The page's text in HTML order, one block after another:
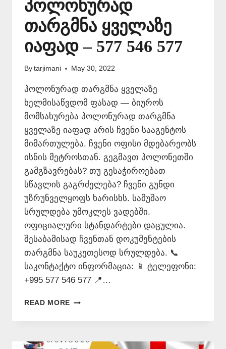
პოლონურად
თარგმნა ყველაზე
იაფად – 577 546 577
By tarjimani May 30, 2022
პოლონურად თარგმნა ყველაზე
ხელმისაწვდომ ფასად — ბიუროს
მომსახურება პოლონურად თარგმნა
ყველაზე იაფად არის ჩვენი სააგენტოს
მიმართულება. ჩვენი ოფისი მდებარეობს
ისნის მეტროსთან. გეგმავთ პოლონეთში
გამგზავრებას? თუ გესაჭიროებათ
სწავლის გაგრძელება? ჩვენი გუნდი
უზრუნველყოფს ხარისხს. სამუშაო
სრულდება უმოკლეს ვადებში.
ოფიციალური სტანდარტები დაცულია.
შესაბამისად ჩვენთან დოკუმენტების
თარგმნა საუკეთესოდ სრულდება. 📞
საკონტაქტო ინფორმაცია: 📱 ტელეფონი:
+995 577 546 577 📍…
READ MORE ᲞᲝᲚᲝᲜᲣᲠᲐᲓ
ᲧᲕᲔᲚᲐᲖᲔ
–